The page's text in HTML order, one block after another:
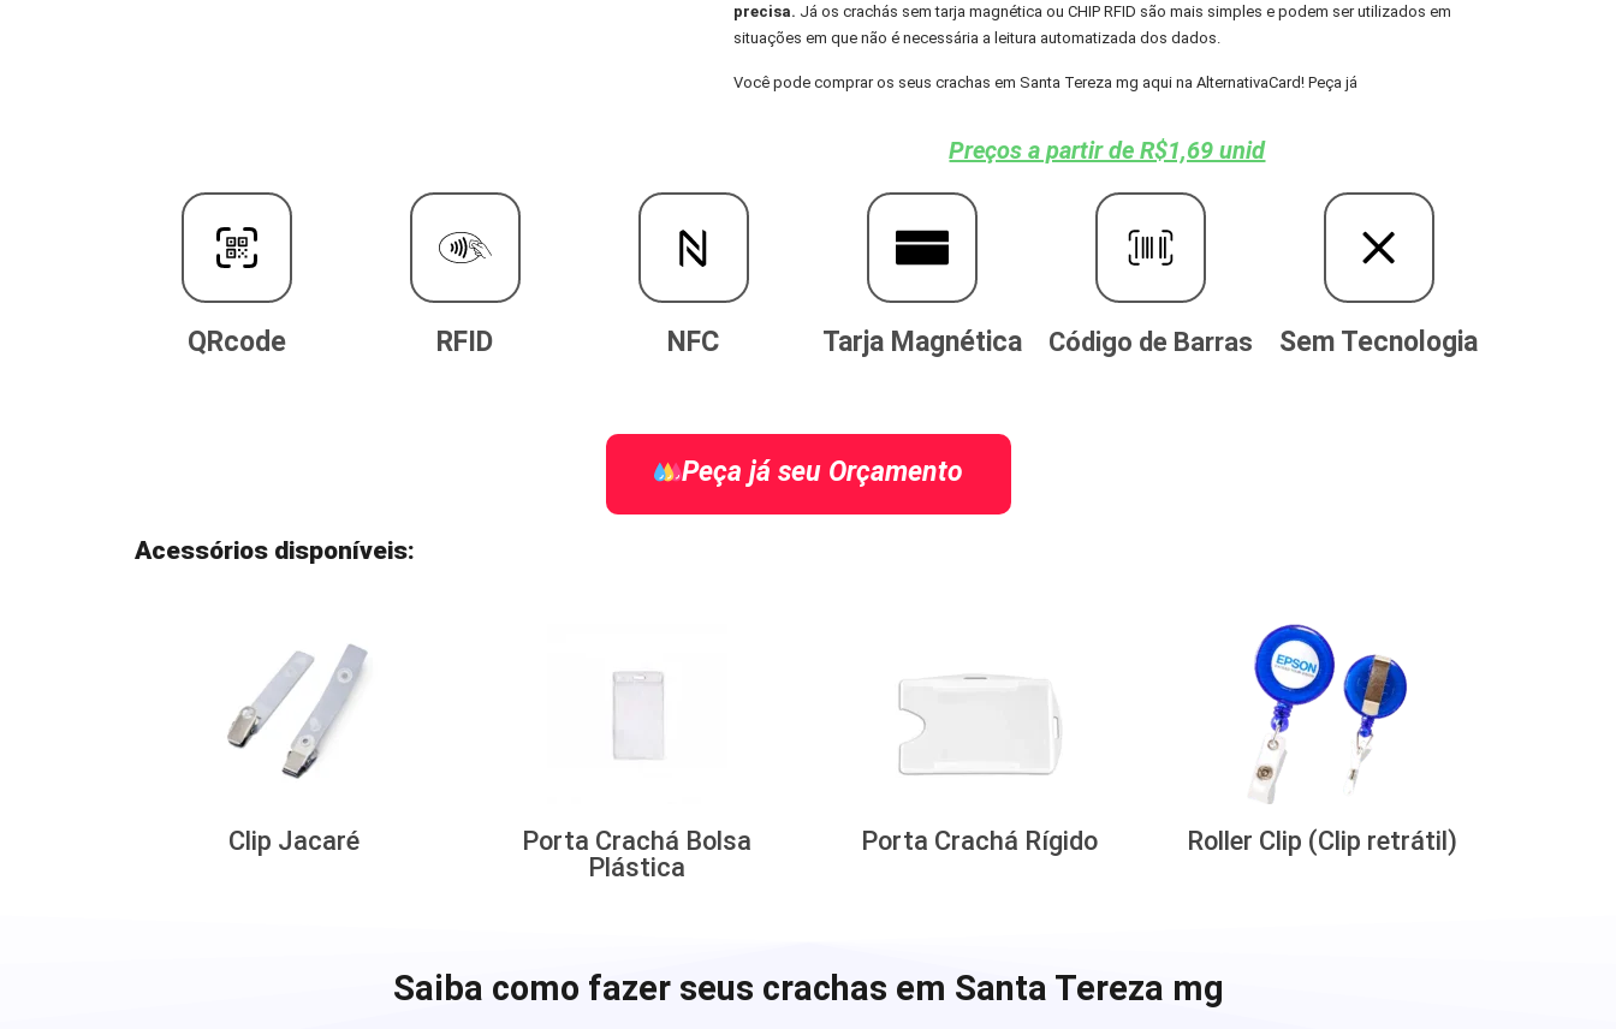
precisa. Já os crachás sem tarja magnética ou CHIP RFID são mais simples e podem ser utilizados em
situações em que não é necessária a leitura automatizada dos dados.
Você pode comprar os seus crachas em Santa Tereza mg aqui na AlternativaCard! Peça já
Preços a partir de R$1,69 unid
QRcode RFID NFC Tarja Magnética Código de Barras Sem Tecnologia
Peça já seu Orçamento
Acessórios disponíveis:
Clip Jacaré
Porta Crachá Bolsa
Plástica
Porta Crachá Rígido Roller Clip (Clip retrátil)
Saiba como fazer seus crachas em Santa Tereza mg